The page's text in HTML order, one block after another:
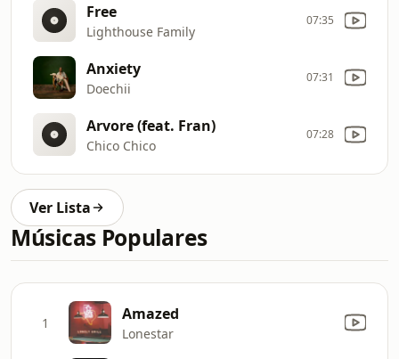
Free
Lighthouse Family
07:35
Anxiety
Doechii
07:31
Arvore (feat. Fran)
Chico Chico
07:28
Ver Lista
Músicas Populares
1 Amazed
Lonestar